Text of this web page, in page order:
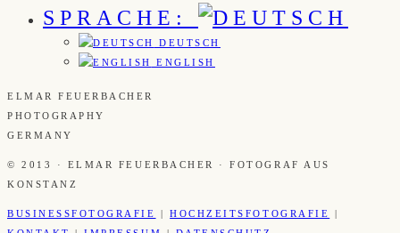
SPRACHE:
DEUTSCH
ENGLISH
ELMAR FEUERBACHER
PHOTOGRAPHY
GERMANY
© 2013 · ELMAR FEUERBACHER · FOTOGRAF AUS
KONSTANZ
BUSINESSFOTOGRAFIE |HOCHZEITSFOTOGRAFIE
|